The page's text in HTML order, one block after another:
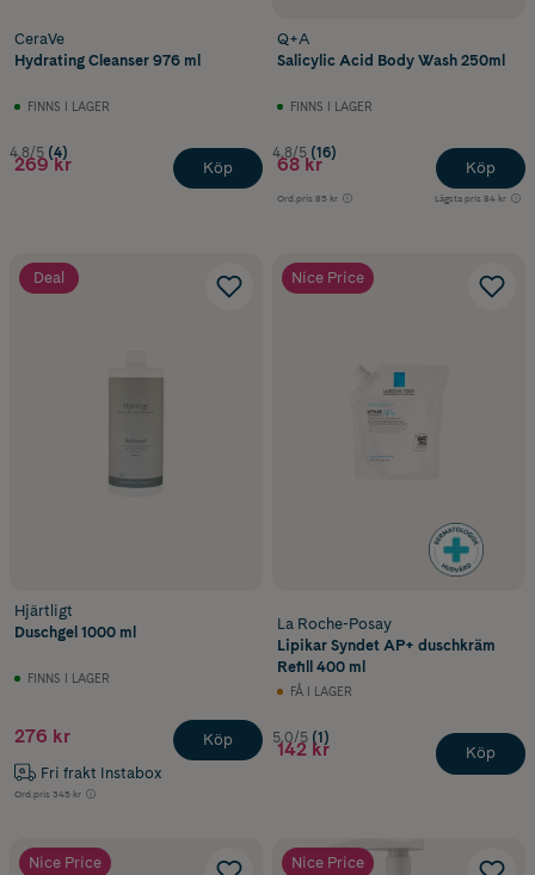
CeraVe
Hydrating Cleanser 976 ml
FINNS I LAGER
4.8/5 (4)
269 kr Köp
Q+A
Salicylic Acid Body Wash 250ml
FINNS I LAGER
4.8/5 (16)
68 kr
Ord.pris 85 kr Lägsta pris 84 kr
Köp
Deal
Hjärtligt
Duschgel 1000 ml
FINNS I LAGER
276 kr
Fri frakt Instabox
Ord.pris 345 kr
Köp
Nice Price
La Roche-Posay
Lipikar Syndet AP+ duschkräm
Refill 400 ml
FÅ I LAGER
5.0/5 (1)
142 kr Köp
Nice Price Nice Price